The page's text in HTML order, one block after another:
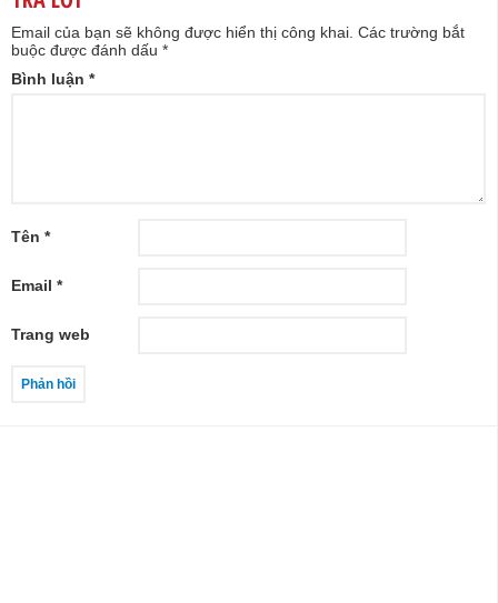
Email của bạn sẽ không được hiển thị công khai. Các trường bắt
buộc được đánh dấu *
Bình luận *
Tên *
Email *
Trang web